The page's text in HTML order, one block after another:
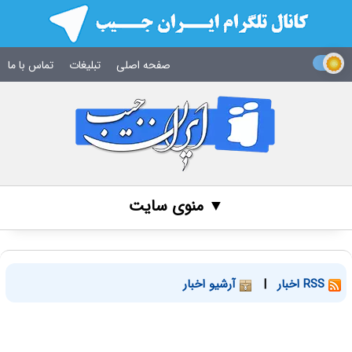
صفحه اصلی تبلیغات تماس با ما
▼ منوی سایت
| آرشیو اخبار